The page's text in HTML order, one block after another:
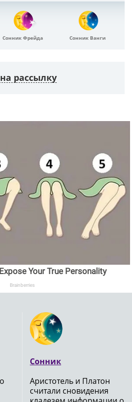
Сонник Фрейда Сонник Ванги
рассылку
Your True Personality
Brainberries
Сонник
Аристотель и Платон
считали сновидения